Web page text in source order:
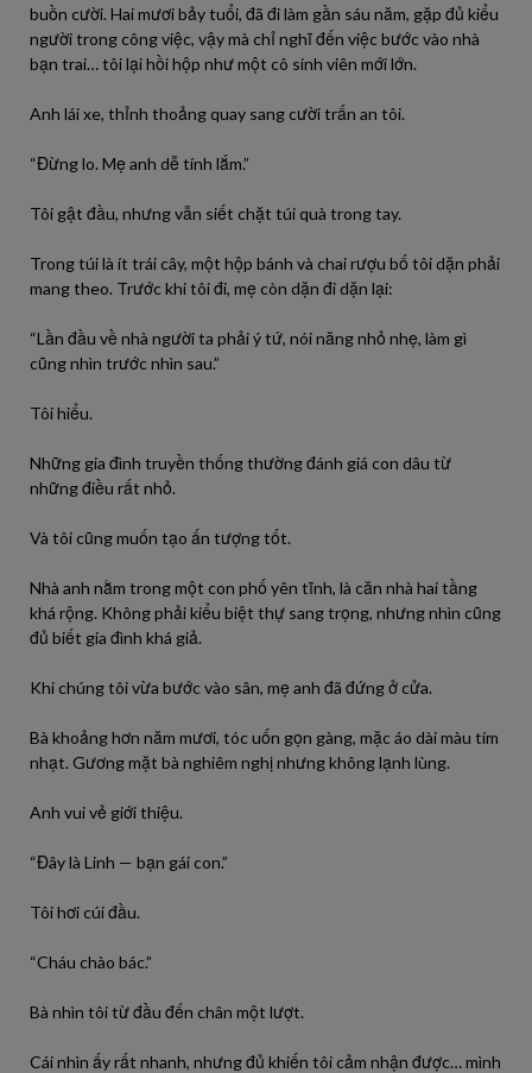
buồn cười. Hai mươi bảy tuổi, đã đi làm gần sáu năm, gặp đủ kiểu
người trong công việc, vậy mà chỉ nghĩ đến việc bước vào nhà
bạn trai… tôi lại hồi hộp như một cô sinh viên mới lớn.
Anh lái xe, thỉnh thoảng quay sang cười trấn an tôi.
“Đừng lo. Mẹ anh dễ tính lắm.”
Tôi gật đầu, nhưng vẫn siết chặt túi quà trong tay.
Trong túi là ít trái cây, một hộp bánh và chai rượu bố tôi dặn phải
mang theo. Trước khi tôi đi, mẹ còn dặn đi dặn lại:
“Lần đầu về nhà người ta phải ý tứ, nói năng nhỏ nhẹ, làm gì
cũng nhìn trước nhìn sau.”
Tôi hiểu.
Những gia đình truyền thống thường đánh giá con dâu từ
những điều rất nhỏ.
Và tôi cũng muốn tạo ấn tượng tốt.
Nhà anh nằm trong một con phố yên tĩnh, là căn nhà hai tầng
khá rộng. Không phải kiểu biệt thự sang trọng, nhưng nhìn cũng
đủ biết gia đình khá giả.
Khi chúng tôi vừa bước vào sân, mẹ anh đã đứng ở cửa.
Bà khoảng hơn năm mươi, tóc uốn gọn gàng, mặc áo dài màu tím
nhạt. Gương mặt bà nghiêm nghị nhưng không lạnh lùng.
Anh vui vẻ giới thiệu.
“Đây là Linh — bạn gái con.”
Tôi hơi cúi đầu.
“Cháu chào bác.”
Bà nhìn tôi từ đầu đến chân một lượt.
Cái nhìn ấy rất nhanh, nhưng đủ khiến tôi cảm nhận được… mình